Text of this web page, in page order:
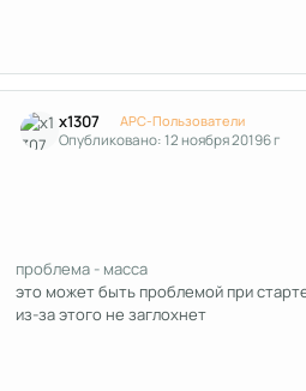
x1307 APC-Пользователи
Опубликовано:12 ноября 20196 г
проблема - масса
это может быть проблемой при
из-за этого не заглохнет